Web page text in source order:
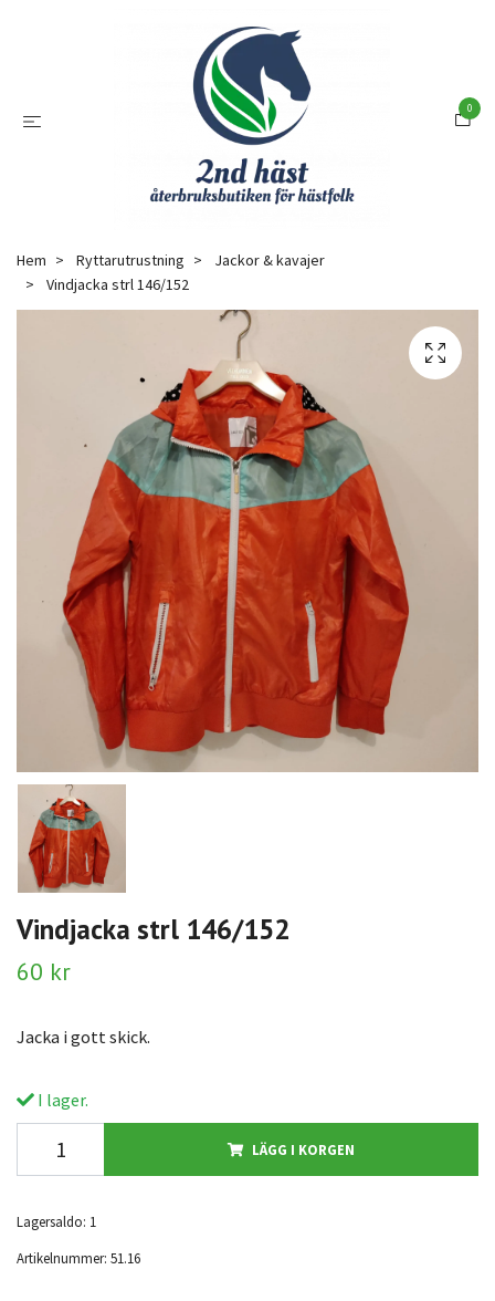
0
Hem Ryttarutrustning
Jackor & kavajer
Vindjacka strl 146/152
Vindjacka strl 146/152
60 kr
Jacka i gott skick.
I lager.
LÄGG I KORGEN
Lagersaldo: 1
Artikelnummer: 51.16